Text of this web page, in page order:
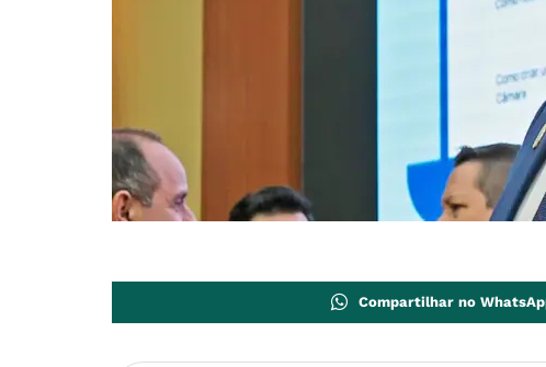
Compartilhar no